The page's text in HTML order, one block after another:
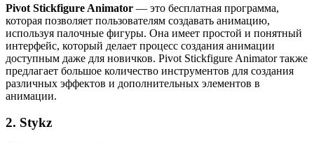
Pivot Stickfigure Animator — это бесплатная программа,
которая позволяет пользователям создавать анимацию,
используя палочные фигуры. Она имеет простой и понятный
интерфейс, который делает процесс создания анимации
доступным даже для новичков. Pivot Stickfigure Animator также
предлагает большое количество инструментов для создания
различных эффектов и дополнительных элементов в
анимации.
2. Stykz